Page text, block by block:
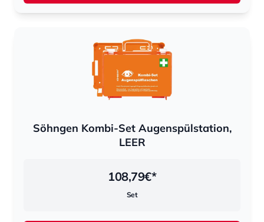
Söhngen Kombi-Set Augenspülstation,
LEER
108,79€*
Set